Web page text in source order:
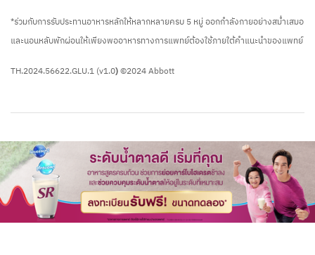
*ร่วมกับการรับประทานอาหารหลักให้หลากหลายครบ 5 หมู่ ออกกำลังกายอย่างสม่ำเสมอ
และนอนหลับพักผ่อนให้เพียงพออาหารทางการแพทย์ต้องใช้ภายใต้คำแนะนำของแพทย์
TH.2024.56622.GLU.1 (v1.0)©2024 Abbott